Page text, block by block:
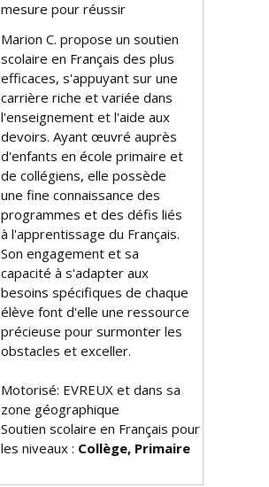
mesure pour réussir
Marion C. propose un soutien
scolaire en Français des plus
efficaces, s'appuyant sur une
carrière riche et variée dans
l'enseignement et l'aide aux
devoirs. Ayant œuvré auprès
d'enfants en école primaire et
de collégiens, elle possède
une fine connaissance des
programmes et des défis liés
à l'apprentissage du Français.
Son engagement et sa
capacité à s'adapter aux
besoins spécifiques de chaque
élève font d'elle une ressource
précieuse pour surmonter les
obstacles et exceller.
Motorisé: EVREUX et dans sa
zone géographique
Soutien scolaire en Français pour
les niveaux : Collège, Primaire